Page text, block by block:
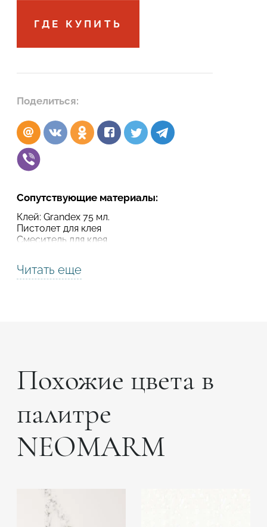
ГДЕ КУПИТЬ
Поделиться:
Сопутствующие материалы:
Клей: Grandex 75 мл.
Пистолет для клея
Смеситель для клея
Читать еще
Похожие цвета в
палитре
NEOMARM
ОТПРАВИТЬ ЗАЯВКУ
Подтвердите, что вы не робот